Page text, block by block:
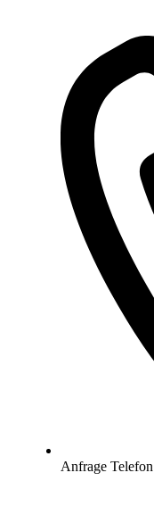
Anfrage Telefon